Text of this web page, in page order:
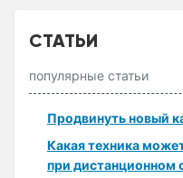
СТАТЬИ
популярные статьи
Продвинуть новый
Какая техника
при дистанционном